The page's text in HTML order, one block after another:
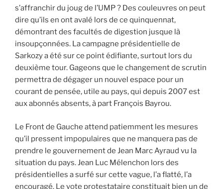
s’affranchir du joug de l’UMP ? Des couleuvres on peut
dire qu’ils en ont avalé lors de ce quinquennat,
démontrant des facultés de digestion jusque là
insoupçonnées. La campagne présidentielle de
Sarkozy a été sur ce point édifiante, surtout lors du
deuxième tour. Gageons que le changement de scrutin
permettra de dégager un nouvel espace pour un
courant de pensée, utile au pays, qui depuis 2007 est
aux abonnés absents, à part François Bayrou.
Le Front de Gauche attend patiemment les mesures
qu’il pressent impopulaires que ne manquera pas de
prendre le gouvernement de Jean Marc Ayraud vu la
situation du pays. Jean Luc Mélenchon lors des
présidentielles a surfé sur cette vague, l’a flatté, l’a
encouragé. Le vote protestataire constituait bien un de